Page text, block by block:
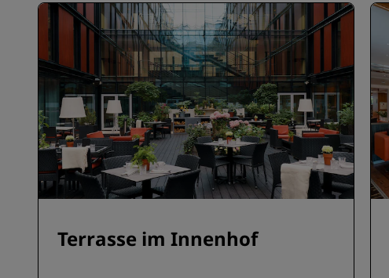
Terrasse im Innenhof